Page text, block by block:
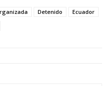
Detenido
Ecuador